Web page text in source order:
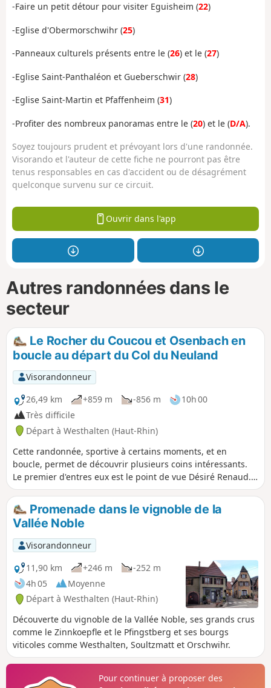
-Faire un petit détour pour visiter Eguisheim (22)
-Eglise d'Obermorschwihr (25)
-Panneaux culturels présents entre le (26) et le (27)
-Eglise Saint-Panthaléon et Gueberschwir (28)
-Eglise Saint-Martin et Pfaffenheim (31)
-Profiter des nombreux panoramas entre le (20) et le (D/A).
Soyez toujours prudent et prévoyant lors d'une randonnée.
Visorando et l'auteur de cette fiche ne pourront pas être
tenus responsables en cas d'accident ou de désagrément
quelconque survenu sur ce circuit.
Ouvrir dans l'app
Autres randonnées dans le
secteur
Le Rocher du Coucou et Osenbach en
boucle au départ du Col du Neuland
Visorandonneur
26,49 km
+859 m -856 m
10h 00
Très difficile
Départ à Westhalten (Haut-Rhin)
Cette randonnée, sportive à certains moments, et en
boucle, permet de découvrir plusieurs coins intéressants.
Le premier d'entres eux est le point de vue Désiré Renaud.
Viennent ensuite Notre-Dame de Schauenberg, le
Châtaigner du Schauenberg, le Rocher du Diable, le Rocher
du Coucou, l'église d'Osenbach, le Langenstein, le Val du
Pâtre avec son église et son cimetière militaire, le Rocher du
Grossfels et la Chapelle Ste-Lucie, Soultzmatt et le
Zinkoepfle. Bien sûr, pour apprécier ces points d'intérêts, il
ne faut pas hésiter à s'y arrêter. C'est une randonnée tout
en dent de scie, dont la dernière montée est la plus difficile.
La quasi-totalité du parcours se fait en forêt. Seul le dernier
quart est à découvert dans les vignes.
Promenade dans le vignoble de la
Vallée Noble
Visorandonneur
11,90 km
+246 m
-252 m
4h 05
Moyenne
Départ à Westhalten (Haut-Rhin)
Découverte du vignoble de la Vallée Noble, ses grands crus
comme le Zinnkoepfle et le Pfingstberg et ses bourgs
viticoles comme Westhalten, Soultzmatt et Orschwihr.
Pour continuer à proposer des